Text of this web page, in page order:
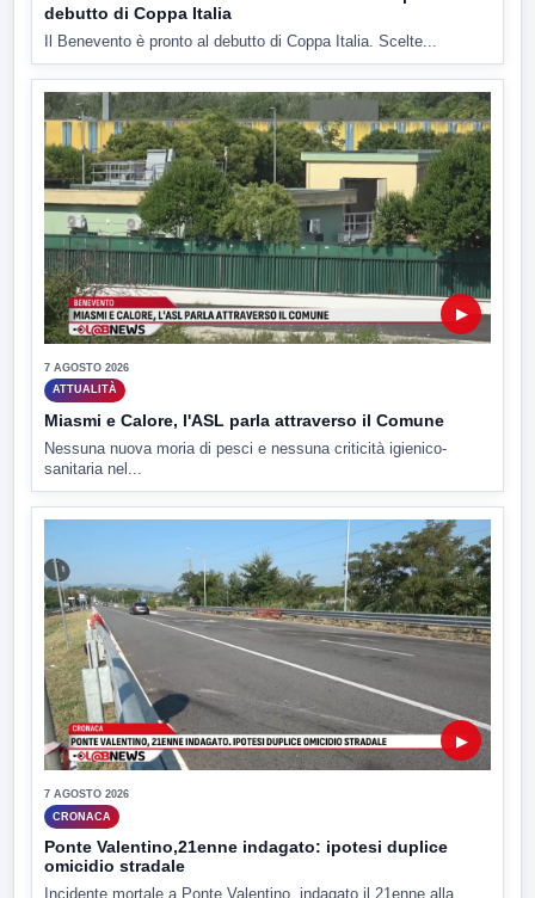
debutto di Coppa Italia
Il Benevento è pronto al debutto di Coppa Italia. Scelte...
▶
7 AGOSTO 2026
ATTUALITÀ
Miasmi e Calore, l'ASL parla attraverso il Comune
Nessuna nuova moria di pesci e nessuna criticità igienico-
sanitaria nel...
▶
7 AGOSTO 2026
CRONACA
Ponte Valentino,21enne indagato: ipotesi duplice
omicidio stradale
Incidente mortale a Ponte Valentino, indagato il 21enne alla